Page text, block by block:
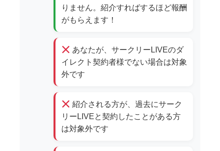
りません。紹介すればするほど報酬
がもらえます！
あなたが、サークリーLIVEのダ
イレクト契約者様でない場合は対象
外です
紹介される方が、過去にサーク
リーLIVEと契約したことがある方
は対象外です